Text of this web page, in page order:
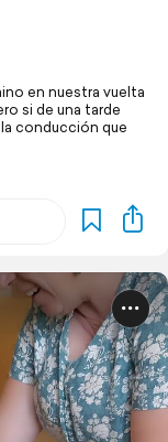
en nuestra vuelta
si de una tarde
conducción que